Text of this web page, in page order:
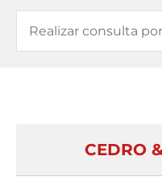
CEDRO